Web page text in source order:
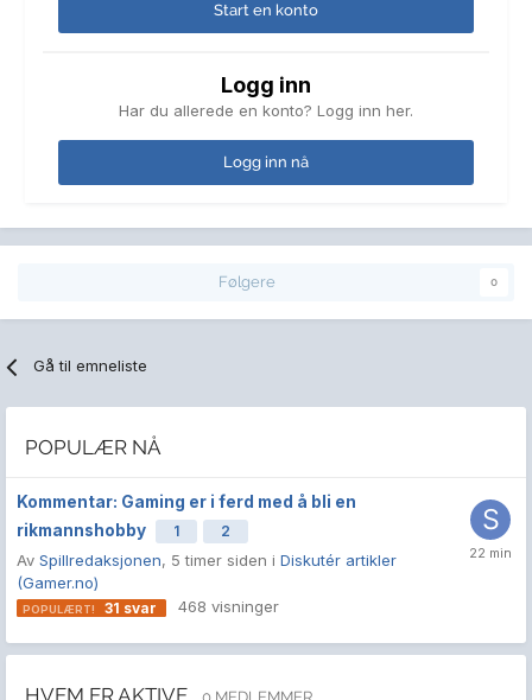
Start en konto
Logg inn
Har du allerede en konto? Logg inn her.
Logg inn nå
Følgere 0
Gå til emneliste
POPULÆR NÅ
Kommentar: Gaming er i ferd med å bli en
rikmannshobby
1 2
Av Spillredaksjonen, 5 timer siden i Diskutér artikler
(Gamer.no)
31 svar 468 visninger
HVEM ER AKTIVE